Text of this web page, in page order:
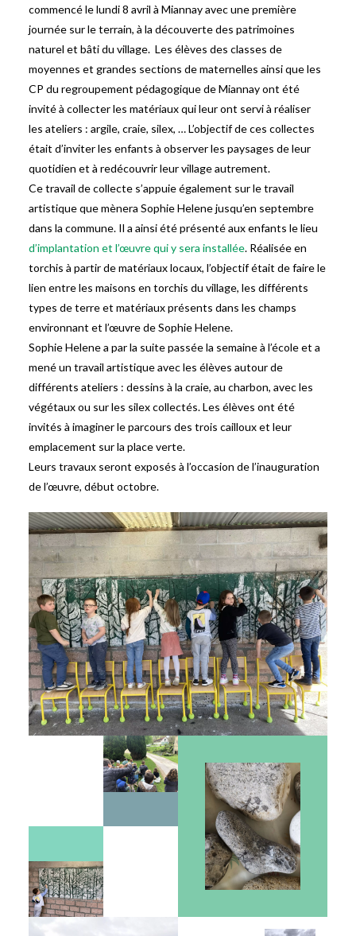
commencé le lundi 8 avril à Miannay avec une première
journée sur le terrain, à la découverte des patrimoines
naturel et bâti du village. Les élèves des classes de
moyennes et grandes sections de maternelles ainsi que les
CP du regroupement pédagogique de Miannay ont été
invité à collecter les matériaux qui leur ont servi à réaliser
les ateliers : argile, craie, silex, … L’objectif de ces collectes
était d’inviter les enfants à observer les paysages de leur
quotidien et à redécouvrir leur village autrement.
Ce travail de collecte s’appuie également sur le travail
artistique que mènera Sophie Helene jusqu’en septembre
dans la commune. Il a ainsi été présenté aux enfants le lieu
d’implantation et l’œuvre qui y sera installée. Réalisée en
torchis à partir de matériaux locaux, l’objectif était de faire le
lien entre les maisons en torchis du village, les différents
types de terre et matériaux présents dans les champs
environnant et l’œuvre de Sophie Helene.
Sophie Helene a par la suite passée la semaine à l’école et a
mené un travail artistique avec les élèves autour de
différents ateliers : dessins à la craie, au charbon, avec les
végétaux ou sur les silex collectés. Les élèves ont été
invités à imaginer le parcours des trois cailloux et leur
emplacement sur la place verte.
Leurs travaux seront exposés à l’occasion de l’inauguration
de l’œuvre, début octobre.